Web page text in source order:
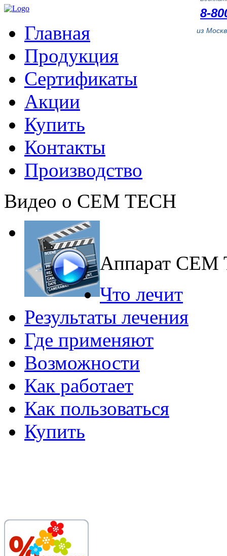
8-
из
Главная
Продукция
Сертификаты
Акции
Купить
Контакты
Производство
Видео о CEM TECH
Аппарат CEM
Что лечит
Результаты лечения
Где применяют
Возможности
Как работает
Как пользоваться
Купить